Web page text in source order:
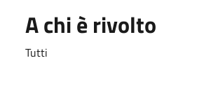
A chi è rivolto
Tutti